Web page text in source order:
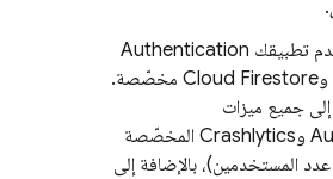
.
Authentication
وCloud Firestore مخصّصة.
جميع ميزات
وCrashlytics المخصّصة
المستخدمين)، بالإضافة إلى